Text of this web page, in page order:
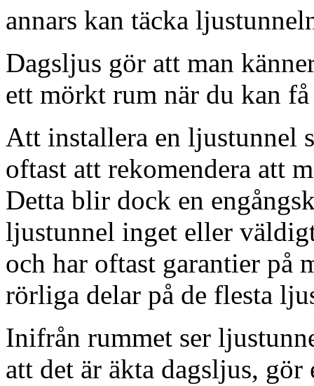
annars kan täcka
Dagsljus gör att man
ett mörkt rum när du kan
Att installera en ljustunnel
oftast att rekomendera att
Detta blir dock en
ljustunnel inget eller
och har oftast garantier på
rörliga delar på de flesta
Inifrån rummet ser
att det är äkta dagsljus,